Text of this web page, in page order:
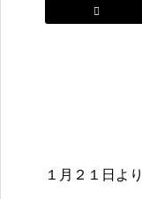
１月２１日よ